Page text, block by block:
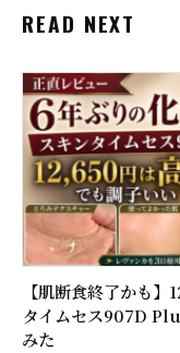
READ NEXT
【肌断食終了かも
タイムセス907D
みた